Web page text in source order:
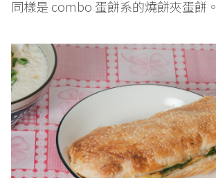
同樣是 combo 蛋餅系的燒餅夾蛋餅。